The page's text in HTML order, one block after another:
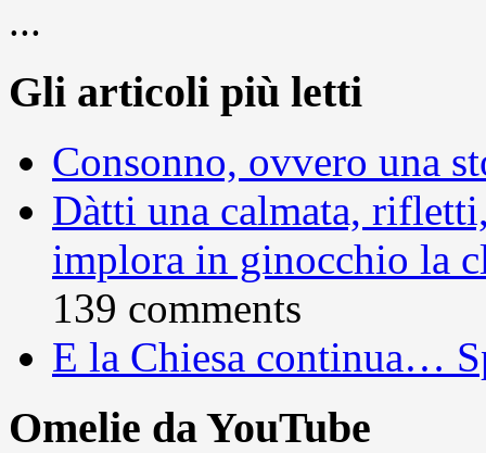
...
Gli articoli più letti
Consonno, ovvero una
Dàtti una calmata,
implora in ginocchio la
139 comments
E la Chiesa continua…
Omelie da YouTube